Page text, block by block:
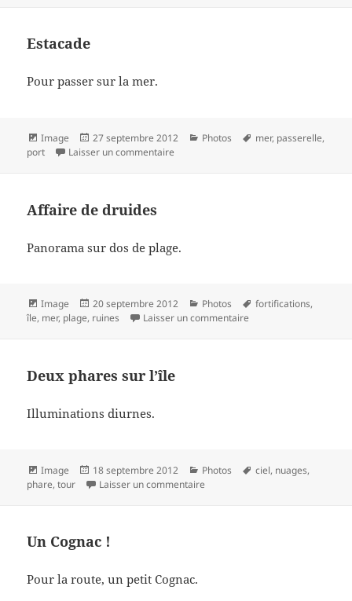
Estacade
Pour passer sur la mer.
Format
Image
Publié
le
27 septembre 2012 Catégories
Photos
Mots-
mer, passerelle,
port
Laisser un commentaire
Affaire de druides
Panorama sur dos de plage.
Format
Image
Publié
le
20 septembre 2012 Catégories
Photos
Mots-
fortifications,
île, mer, plage, ruines Laisser un commentaire
Deux phares sur l’île
Illuminations diurnes.
Format
Image
Publié
le
18 septembre 2012 Catégories
Photos
Mots-
ciel, nuages,
phare,tour Laisser un commentaire
Un Cognac !
Pour la route, un petit Cognac.